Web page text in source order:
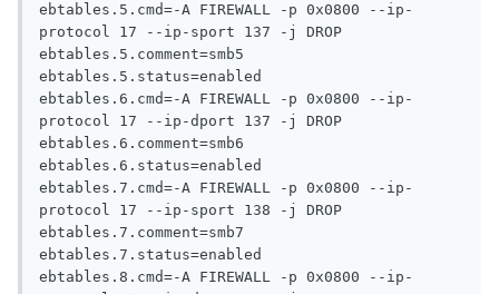
ebtables.5.cmd=-A FIREWALL -p 0x0800 --ip-
protocol 17 --ip-sport 137 -j DROP
ebtables.5.comment=smb5
ebtables.5.status=enabled
ebtables.6.cmd=-A FIREWALL -p 0x0800 --ip-
protocol 17 --ip-dport 137 -j DROP
ebtables.6.comment=smb6
ebtables.6.status=enabled
ebtables.7.cmd=-A FIREWALL -p 0x0800 --ip-
protocol 17 --ip-sport 138 -j DROP
ebtables.7.comment=smb7
ebtables.7.status=enabled
ebtables.8.cmd=-A FIREWALL -p 0x0800 --ip-